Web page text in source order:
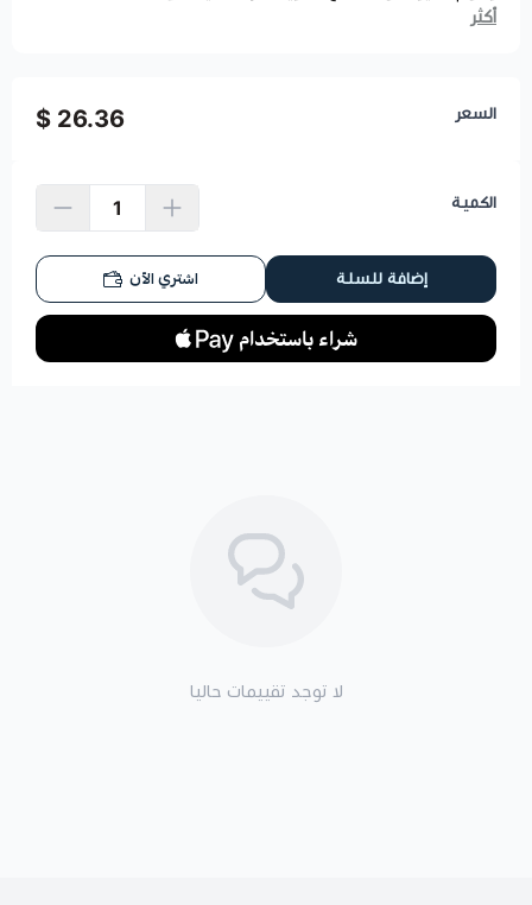
أكثر
السعر 26.36 $
الكمية
إضافة للسلة اشتري الآن
لا توجد تقييمات حاليا